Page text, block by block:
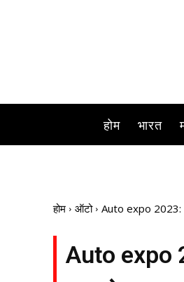
होम भारत
होम ऑटो Auto expo 2023: 5
Auto expo